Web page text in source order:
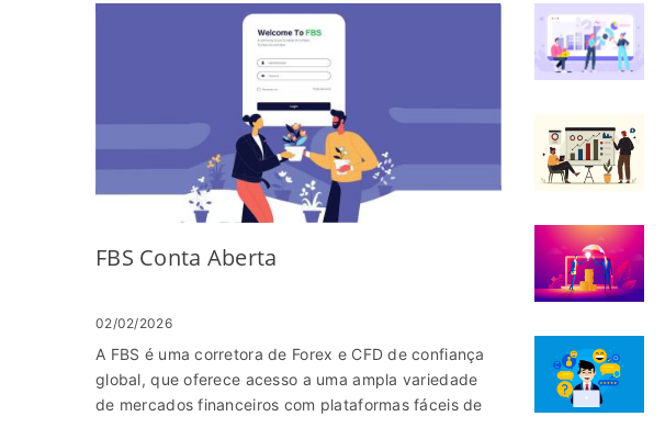
FBS Conta Aberta
02/02/2026
A FBS é uma corretora de Forex e CFD de confiança
global, que oferece acesso a uma ampla variedade
de mercados financeiros com plataformas fáceis de